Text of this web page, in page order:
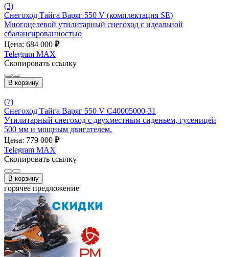
(3)
Снегоход Тайга Варяг 550 V (комплектация SE)
Многоцелевой утилитарный снегоход с идеальной
сбалансированностью
Цена: 684 000 ₽
Telegram MAX
Скопировать ссылку
В корзину
(7)
Снегоход Тайга Варяг 550 V С40005000-31
Утилитарный снегоход с двухместным сиденьем, гусеницей
500 мм и мощным двигателем.
Цена: 779 000 ₽
Telegram MAX
Скопировать ссылку
В корзину
горячее предложение